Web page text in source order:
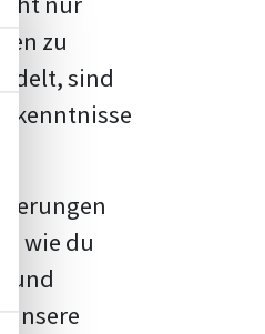
zu
sind
wie du
und